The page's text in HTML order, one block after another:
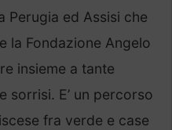
ed Assisi che
la Fondazione Angelo
insieme a tante
sorrisi. E’ un percorso
fra verde e case